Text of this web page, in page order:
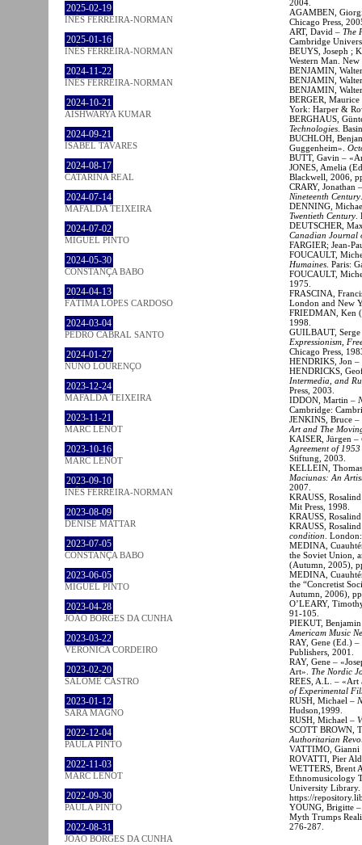
2025-02-19
INÊS FERREIRA-NORMAN
2025-01-16
INÊS FERREIRA-NORMAN
2024-11-22
INÊS FERREIRA-NORMAN
2024-10-21
AISHWARYA KUMAR
2024-09-21
ISABEL TAVARES
2024-08-17
CATARINA REAL
2024-07-14
MAFALDA TEIXEIRA
2024-07-02
MIGUEL PINTO
2024-05-30
CONSTANÇA BABO
2024-04-13
FÁTIMA LOPES CARDOSO
2024-03-04
PEDRO CABRAL SANTO
2024-01-27
NUNO LOURENÇO
2023-12-24
MAFALDA TEIXEIRA
2023-11-21
MARC LENOT
2023-10-16
MARC LENOT
2023-09-10
INÊS FERREIRA-NORMAN
2023-08-09
DENISE MATTAR
2023-07-05
CONSTANÇA BABO
2023-06-05
MIGUEL PINTO
2023-04-28
JOÃO BORGES DA CUNHA
2023-03-22
VERONICA CORDEIRO
2023-02-20
SALOMÉ CASTRO
2023-01-12
SARA MAGNO
2022-12-04
PAULA PINTO
2022-11-03
MARC LENOT
2022-09-30
PAULA PINTO
2022-08-31
JOÃO BORGES DA CUNHA
2004.
AGAMBEN,
Chicago Press,
ART, David – The
Cambridge
BEUYS, Joseph ;
Western Man.
BENJAMIN,
BENJAMIN,
BENJAMIN,
BERGER,
York: Harper &
BERGHAUS,
Technologies .
BUCHLOH,
Guggenheim».
BUTT, Gavin –
JONES, Amelia
Blackwell, 2006,
CRARY, Jonathan
Nineteenth Century
DENNING,
Twentieth Century
DEUTSCHER,
Canadian Journal
FARGIER; Jean-
FOUCAULT,
Humaines . Paris:
FOUCAULT,
1975.
FRASCINA,
London and New
FRIEDMAN, Ken
1998.
GUILBAUT,
Expressionism,
Chicago Press,
HENDRIKS, Jon –
HENDRICKS,
Intermedia, and
Press, 2003.
IDDON, Martin –
Cambridge:
JENKINS, Bruce
Art and The
KAISER, Jürgen –
Agreement of
Stiftung, 2003.
KELLEIN,
Maciunas: An
2007.
KRAUSS,
Mit Press, 1998.
KRAUSS,
KRAUSS,
condition .
MEDINA,
the Soviet Union,
(Autumn, 2005),
MEDINA,
the “Concretist
Autumn, 2006),
O’LEARY,
91-105.
PIEKUT,
Americam Music
RAY, Gene (Ed.) –
Publishers, 2001.
RAY, Gene –
Art». The Nordic
REES, A.L. – «Art
of Experimental
RUSH, Michael –
Hudson,1999.
RUSH, Michael –
SCOTT BROWN,
Authoritarian
VATTIMO, Gianni
ROVATTI, Pier
WETTERS, Brent
Ethnomusicology
University Library.
https://
YOUNG, Brigitte –
Myth Trumps
276-287.